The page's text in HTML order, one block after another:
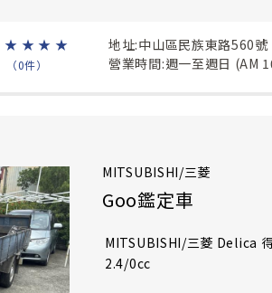
★ ★ ★ ★
（0件）
地址:中山區民族東路560號
營業時間:週一至週日 (AM
MITSUBISHI/三菱
Goo鑑定車
MITSUBISHI/三菱 Delica
2.4/0cc